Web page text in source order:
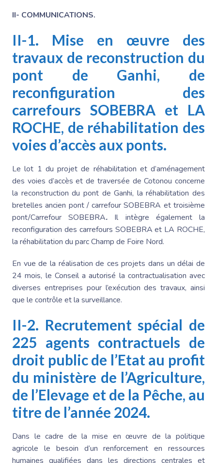
II- COMMUNICATIONS.
II-1. Mise en œuvre des
travaux de reconstruction du
pont de Ganhi, de
reconfiguration des
carrefours SOBEBRA et LA
ROCHE, de réhabilitation des
voies d’accès aux ponts.
Le lot 1 du projet de réhabilitation et d’aménagement
des voies d’accès et de traversée de Cotonou concerne
la reconstruction du pont de Ganhi, la réhabilitation des
bretelles ancien pont / carrefour SOBEBRA et troisième
pont/Carrefour SOBEBRA. Il intègre également la
reconfiguration des carrefours SOBEBRA et LA ROCHE,
la réhabilitation du parc Champ de Foire Nord.
En vue de la réalisation de ces projets dans un délai de
24 mois, le Conseil a autorisé la contractualisation avec
diverses entreprises pour l’exécution des travaux, ainsi
que le contrôle et la surveillance.
II-2. Recrutement spécial de
225 agents contractuels de
droit public de l’Etat au profit
du ministère de l’Agriculture,
de l’Elevage et de la Pêche, au
titre de l’année 2024.
Dans le cadre de la mise en œuvre de la politique
agricole le besoin d’un renforcement en ressources
humaines qualifiées dans les directions centrales et